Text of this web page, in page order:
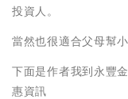
投資人。
當然也很適合父母幫
下面是作者我到永豐
惠資訊